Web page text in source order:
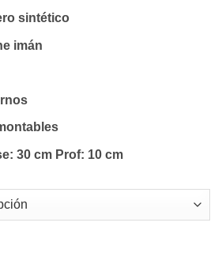
sintético
imán
30 cm Prof: 10 cm
- BB238 cantidad